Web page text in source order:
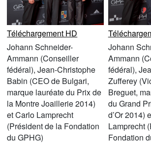
Téléchargement HD
Johann Schneider-
Ammann (Conseiller
fédéral), Jean-Christophe
Babin (CEO de Bulgari,
marque lauréate du Prix de
la Montre Joaillerie 2014)
et Carlo Lamprecht
(Président de la Fondation
du GPHG)
Johann
Ammann
fédéral),
Zufferey
Breguet,
du Grand
d’Or 2014)
Lamprecht
Fondation